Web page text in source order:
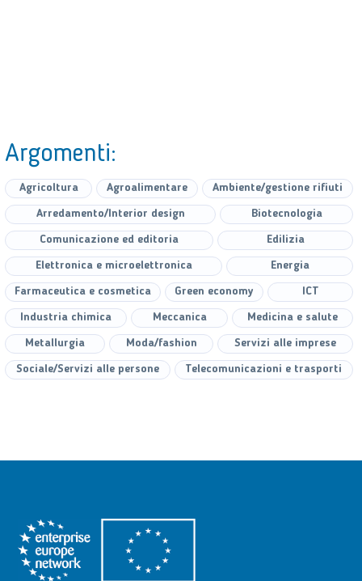
Argomenti:
Agricoltura Agroalimentare Ambiente/gestione rifiuti
Arredamento/Interior design Biotecnologia
Comunicazione ed editoria Edilizia
Elettronica e microelettronica Energia
Farmaceutica e cosmetica Green economy ICT
Industria chimica Meccanica Medicina e salute
Metallurgia Moda/fashion Servizi alle imprese
Sociale/Servizi alle persone Telecomunicazioni e trasporti